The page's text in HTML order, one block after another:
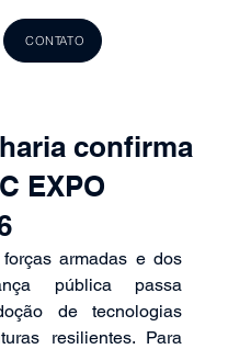
CONTATO
confirma
EXPO
armadas e dos
pública passa
de tecnologias
resilientes. Para